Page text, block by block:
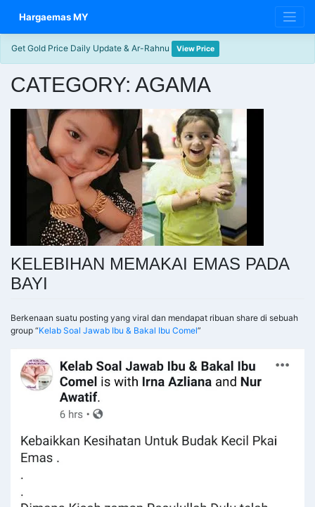
content
Hargaemas MY
Get Gold Price Daily Update & Ar-Rahnu View Price
CATEGORY: AGAMA
KELEBIHAN MEMAKAI EMAS PADA
BAYI
Berkenaan suatu posting yang viral dan mendapat ribuan share di sebuah
group “Kelab Soal Jawab Ibu & Bakal Ibu Comel”